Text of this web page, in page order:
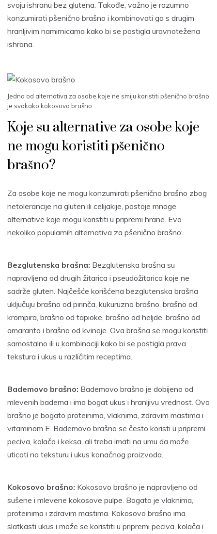
svoju ishranu bez glutena. Takođe, važno je razumno
konzumirati pšenično brašno i kombinovati ga s drugim
hranljivim namirnicama kako bi se postigla uravnotežena
ishrana.
Jedna od alternativa za osobe koje ne smiju koristiti pšenično brašno
je svakako kokosovo brašno
Koje su alternative za osobe koje
ne mogu koristiti pšenično
brašno?
Za osobe koje ne mogu konzumirati pšenično brašno zbog
netolerancije na gluten ili celijakije, postoje mnoge
alternative koje mogu koristiti u pripremi hrane. Evo
nekoliko popularnih alternativa za pšenično brašno:
Bezglutenska brašna: Bezglutenska brašna su
napravljena od drugih žitarica i pseudožitarica koje ne
sadrže gluten. Najčešće korišćena bezglutenska brašna
uključuju brašno od pirinča, kukuruzno brašno, brašno od
krompira, brašno od tapioke, brašno od heljde, brašno od
amaranta i brašno od kvinoje. Ova brašna se mogu koristiti
samostalno ili u kombinaciji kako bi se postigla prava
tekstura i ukus u različitim receptima.
Bademovo brašno: Bademovo brašno je dobijeno od
mlevenih badema i ima bogat ukus i hranljivu vrednost. Ovo
brašno je bogato proteinima, vlaknima, zdravim mastima i
vitaminom E. Bademovo brašno se često koristi u pripremi
peciva, kolača i keksa, ali treba imati na umu da može
uticati na teksturu i ukus konačnog proizvoda.
Kokosovo brašno: Kokosovo brašno je napravljeno od
sušene i mlevene kokosove pulpe. Bogato je vlaknima,
proteinima i zdravim mastima. Kokosovo brašno ima
slatkasti ukus i može se koristiti u pripremi peciva, kolača i